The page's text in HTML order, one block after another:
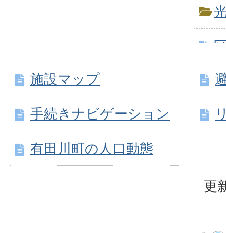
施設マップ
手続きナビゲーション
有田川町の人口動態
更